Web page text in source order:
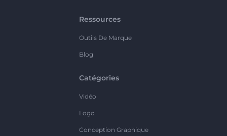
Ressources
Outils De Marque
Blog
Catégories
Vidéo
Logo
Conception Graphique